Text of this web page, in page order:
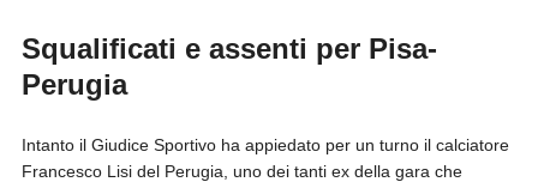
Squalificati e assenti per Pisa-
Perugia
Intanto il Giudice Sportivo ha appiedato per un turno il calciatore
Francesco Lisi del Perugia, uno dei tanti ex della gara che